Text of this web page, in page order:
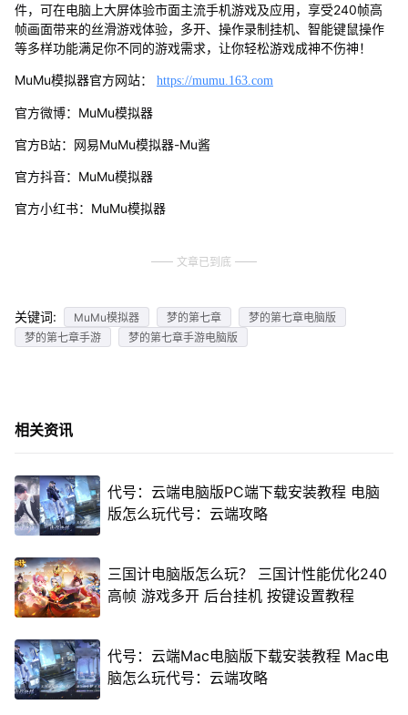
件，可在电脑上大屏体验市面主流手机游戏及应用，享受240帧高
帧画面带来的丝滑游戏体验，多开、操作录制挂机、智能键鼠操作
等多样功能满足你不同的游戏需求，让你轻松游戏成神不伤神！
MuMu模拟器官方网站： https://mumu.163.com
官方微博：MuMu模拟器
官方B站：网易MuMu模拟器-Mu酱
官方抖音：MuMu模拟器
官方小红书：MuMu模拟器
文章已到底
关键词: MuMu模拟器 梦的第七章
梦的第七章电脑版
梦的第七章手游
梦的第七章手游电脑版
相关资讯
代号：云端电脑版PC端下载安装教程 电脑
版怎么玩代号：云端攻略
三国计电脑版怎么玩？ 三国计性能优化240
高帧 游戏多开 后台挂机 按键设置教程
代号：云端Mac电脑版下载安装教程 Mac电
脑怎么玩代号：云端攻略